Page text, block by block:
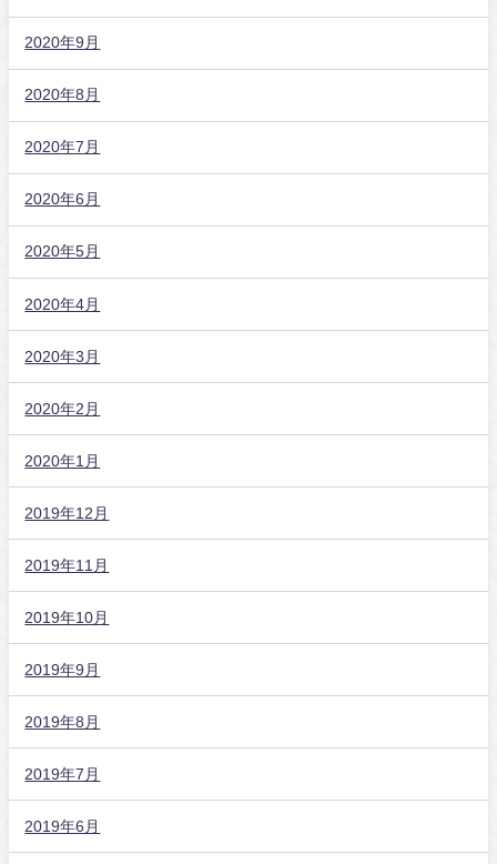
2020年9月
2020年8月
2020年7月
2020年6月
2020年5月
2020年4月
2020年3月
2020年2月
2020年1月
2019年12月
2019年11月
2019年10月
2019年9月
2019年8月
2019年7月
2019年6月